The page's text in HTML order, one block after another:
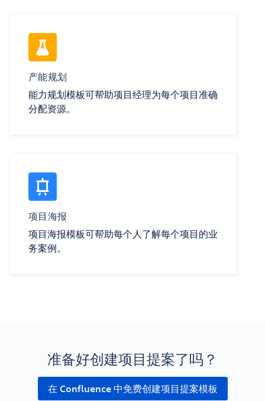
产能规划
能力规划模板可帮助项目经理为每个项目准确
分配资源。
项目海报
项目海报模板可帮助每个人了解每个项目的业
务案例。
准备好创建项目提案了吗？
在 Confluence 中免费创建项目提案模板